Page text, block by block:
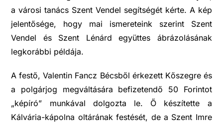
a városi tanács Szent Vendel segítségét kérte. A kép
jelentősége, hogy mai ismereteink szerint Szent
Vendel és Szent Lénárd együttes ábrázolásának
legkorábbi példája.
A festő, Valentin Fancz Bécsből érkezett Kőszegre és
a polgárjog megváltására befizetendő 50 Forintot
„képíró” munkával dolgozta le. Ő készítette a
Kálvária-kápolna oltárának festését, de a Szent Imre